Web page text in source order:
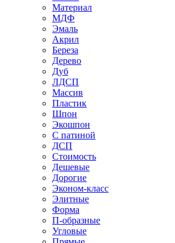
Материал
МДФ
Эмаль
Акрил
Береза
Дерево
Дуб
ЛДСП
Массив
Пластик
Шпон
Экошпон
С патиной
ДСП
Стоимость
Дешевые
Дорогие
Эконом-класс
Элитные
Форма
П-образные
Угловые